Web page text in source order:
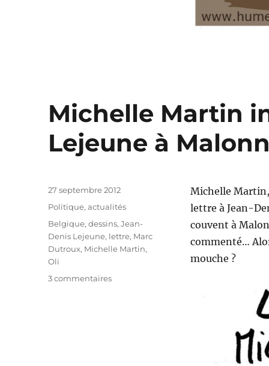
Michelle Martin
Lejeune à
Michelle
lettre à Jean-
couvent à
commenté…
mouche ?
Publié
27 septembre 2012
Catégories
Politique, actualités
Étiquettes
Belgique,dessins,Jean-
Denis Lejeune, lettre, Marc
Dutroux, Michelle Martin,
Oli
3 commentairessur